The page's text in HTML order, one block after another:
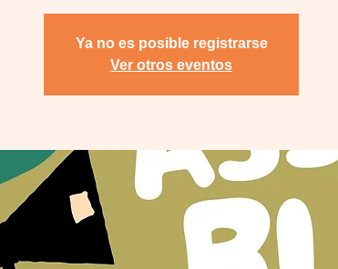
Ya no es posible registrarse
Ver otros eventos